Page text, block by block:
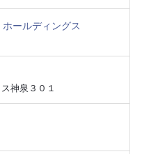
ールディングス
神泉３０１